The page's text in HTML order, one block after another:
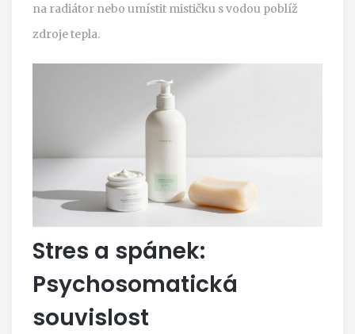
na radiátor nebo umístit mističku s vodou poblíž
zdroje tepla.
Stres a spánek:
Psychosomatická
souvislost